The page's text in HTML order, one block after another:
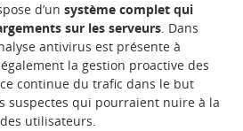
d’unsystème complet qui
sur les serveurs. Dans
antivirus est présente à
la gestion proactive des
continue du trafic dans le but
suspectes qui pourraient nuire à la
utilisateurs.